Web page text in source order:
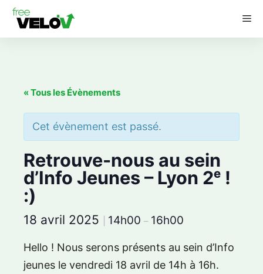
Aller
« Tous les Évènements
Cet évènement est passé.
Retrouve-nous au sein
d’Info Jeunes – Lyon 2ᵉ !
:)
18 avril 2025 14h00 – 16h00
Hello ! Nous serons présents au sein d’Info
jeunes le vendredi 18 avril de 14h à 16h.